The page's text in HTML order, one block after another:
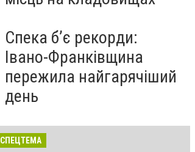
Спека б’є рекорди:
Івано-Франківщина
пережила найгарячіший
день
СПЕЦТЕМА